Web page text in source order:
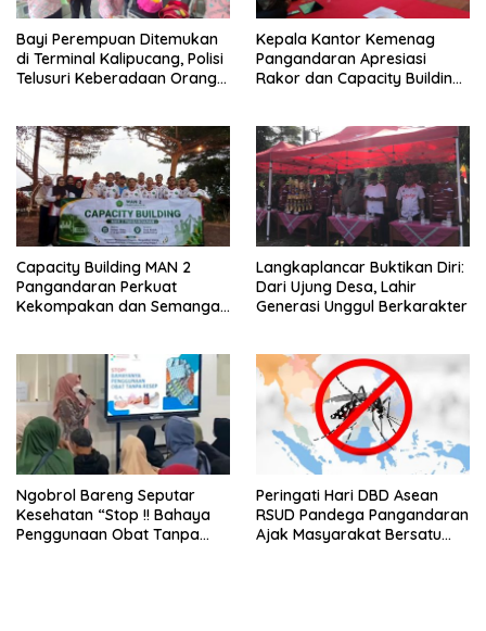
Bayi Perempuan Ditemukan
di Terminal Kalipucang, Polisi
Telusuri Keberadaan Orang
Kepala Kantor Kemenag
Pangandaran Apresiasi
Rakor dan Capacity Building
Antar Lini
Capacity Building MAN 2
Pangandaran Perkuat
Kekompakan dan Semangat
Langkaplancar Buktikan Diri:
Dari Ujung Desa, Lahir
Generasi Unggul Berkarakter
Ngobrol Bareng Seputar
Kesehatan “Stop !! Bahaya
Penggunaan Obat Tanpa
Peringati Hari DBD Asean
RSUD Pandega Pangandaran
Ajak Masyarakat Bersatu